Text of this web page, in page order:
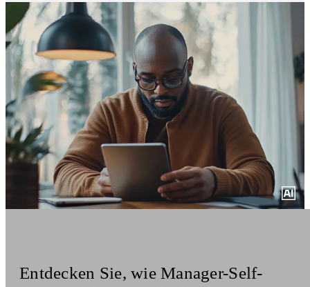
Entdecken Sie, wie Manager-Self-